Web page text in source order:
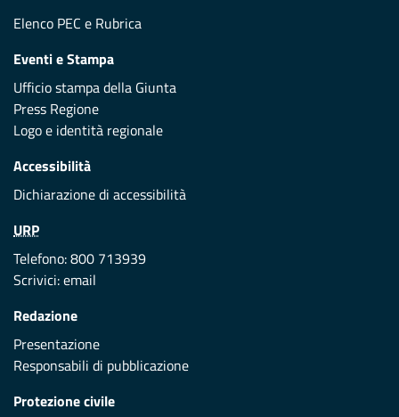
Elenco PEC e Rubrica
Eventi e Stampa
Ufficio stampa della Giunta
Press Regione
Logo e identità regionale
Accessibilità
Dichiarazione di accessibilità
URP
Telefono: 800 713939
Scrivici:email
Redazione
Presentazione
Responsabili di pubblicazione
Protezione civile